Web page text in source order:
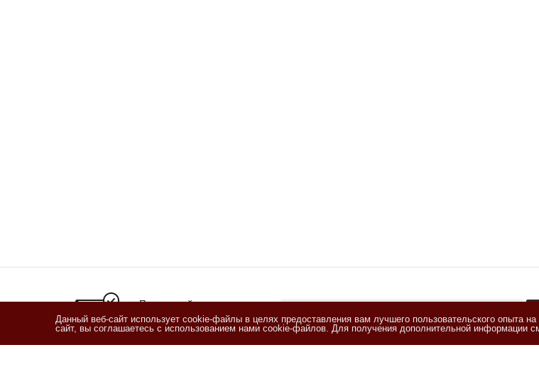
Подписывайтесь
на новости и акции
Я ознакомлен(а) сПолитикой обработки персональных
Данный веб-сайт использует cookie-файлы в целях предоставления вам лучшего пользовательского опыта
сайт, вы соглашаетесь с использованием нами cookie-файлов. Для получения дополнительной информации